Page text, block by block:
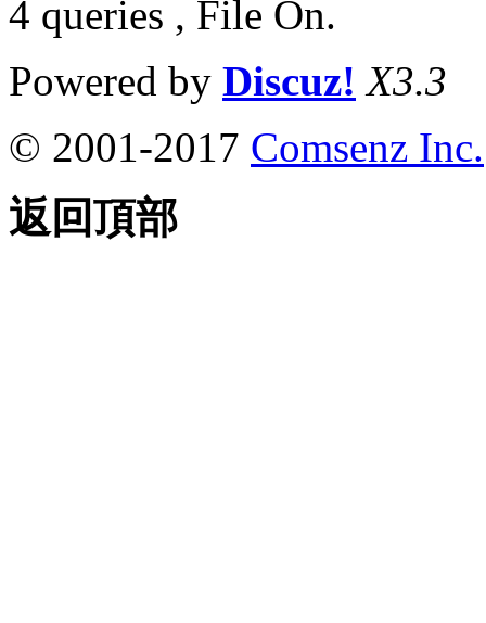
4 queries , File On.
Powered by Discuz! X3.3
© 2001-2017 Comsenz Inc.
返回頂部